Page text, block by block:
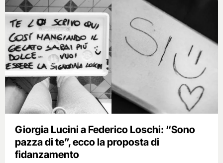
Giorgia Lucini a Federico Loschi: “Sono
pazza di te”, ecco la proposta di
fidanzamento